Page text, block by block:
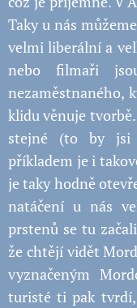
Taky u nás
velmi liberální a
nebo filmaři
nezaměstnaného,
klidu věnuje
stejné (to by jsi
příkladem je i
je taky hodně
natáčení u nás
prstenů se tu
že chtějí vidět
vyznačeným
turisté ti pak